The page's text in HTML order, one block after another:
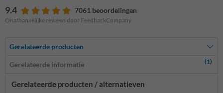
9.4 7061 beoordelingen
Onafhankelijke reviews door FeedbackCompany
Gerelateerde producten
Gerelateerde informatie (1)
Gerelateerde producten / alternatieven